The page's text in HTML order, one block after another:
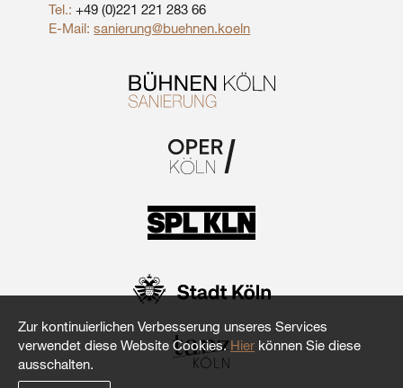
Tel.: +49 (0)221 221 283 66
E-Mail: sanierung@buehnen.koeln
Zur kontinuierlichen Verbesserung unseres Services
verwendet diese Website Cookies.Hier können Sie diese
ausschalten.